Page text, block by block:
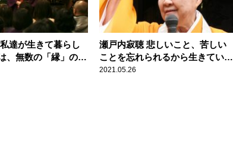
達が生きて暮らし
、無数の「縁」のお
瀬戸内寂聴 悲しいこと、苦しい
ことを忘れられるから生きていけ
るのです
2021.05.26